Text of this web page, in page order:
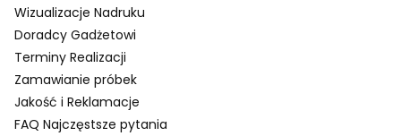
Wizualizacje Nadruku
Doradcy Gadżetowi
Terminy Realizacji
Zamawianie próbek
Jakość i Reklamacje
FAQ Najczęstsze pytania